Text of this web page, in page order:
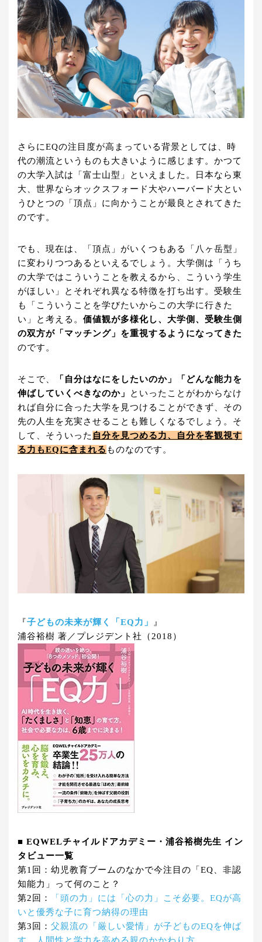
さらにEQの注目度が高まっている背景としては、時
代の潮流というものも大きいように感じます。かつて
の大学入試は「富士山型」といえました。日本なら東
大、世界ならオックスフォード大やハーバード大とい
うひとつの「頂点」に向かうことが最良とされてきた
のです。
でも、現在は、「頂点」がいくつもある「八ヶ岳型」
に変わりつつあるといえるでしょう。大学側は「うち
の大学ではこういうことを教えるから、こういう学生
がほしい」とそれぞれ異なる特徴を打ち出す。受験生
も「こういうことを学びたいからこの大学に行きた
い」と考える。 価値観が多様化し、大学側、受験生側
の双方が「マッチング」を重視するようになってきた
のです。
そこで、
「自分はなにをしたいのか」「どんな能力を
伸ばしていくべきなのか」
といったことがわからなけ
れば自分に合った大学を見つけることができず、その
先の人生を充実させることも難しくなるでしょう。そ
して、そういった 自分を見つめる力、自分を客観視す
る力もEQに含まれる ものなのです。
『子どもの未来が輝く「EQ力」
』
浦谷裕樹 著／プレジデント社（2018）
■ EQWELチャイルドアカデミー・浦谷裕樹先生 イン
タビュー一覧
第1回：幼児教育ブームのなかで今注目の「EQ、非認
知能力」って何のこと？
第2回：
「頭の力」には「心の力」こそ必要。EQが高
いと優秀な子に育つ納得の理由
第3回： 父親流の「厳しい愛情」が子どものEQを伸ば